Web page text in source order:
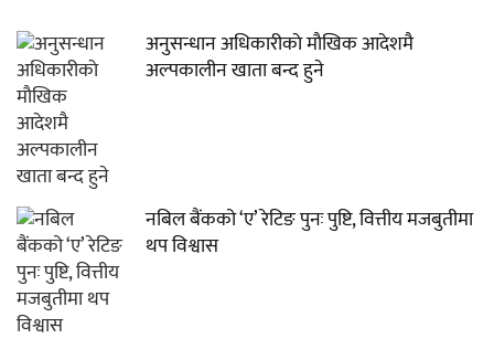
अनुसन्धान अधिकारीकाे माैखिक आदेशमै
अल्पकालीन खाता बन्द हुने
नबिल बैंकको ‘ए’ रेटिङ पुनः पुष्टि, वित्तीय मजबुतीमा
थप विश्वास